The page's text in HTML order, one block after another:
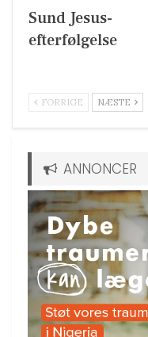
Sund Jesus-
efterfølgelse
FORRIGE NÆSTE
ANNONCER